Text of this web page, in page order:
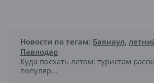
Новости по тегам: Баянаул,
Павлодар
Куда поехать летом: туристам
популяр...